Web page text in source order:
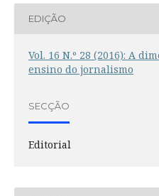
EDIÇÃO
Vol. 16 N.º 28 (2016): A
ensino do jornalismo
SECÇÃO
Editorial